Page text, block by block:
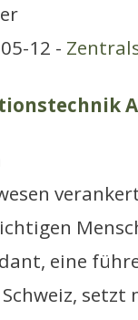
12 -
eine
setzt